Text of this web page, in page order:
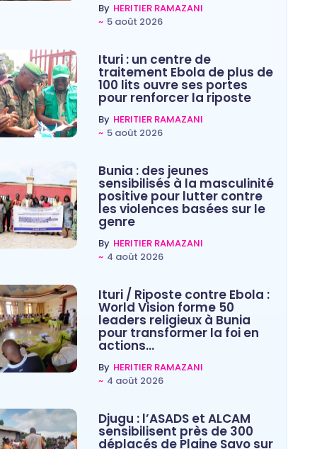
By HERITIER RAMAZANI
~ 5 août 2026
Ituri : un centre de
traitement Ebola de plus de
100 lits ouvre ses portes
pour renforcer la riposte
By HERITIER RAMAZANI
~ 5 août 2026
Bunia : des jeunes
sensibilisés à la masculinité
positive pour lutter contre
les violences basées sur le
genre
By HERITIER RAMAZANI
~ 4 août 2026
Ituri / Riposte contre Ebola :
World Vision forme 50
leaders religieux à Bunia
pour transformer la foi en
actions…
By HERITIER RAMAZANI
~ 4 août 2026
Djugu : l’ASADS et ALCAM
sensibilisent près de 300
déplacés de Plaine Savo sur